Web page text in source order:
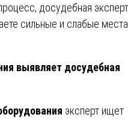
досудебная
сильные и слабые места
выявляет досудебная
эксперт ищет